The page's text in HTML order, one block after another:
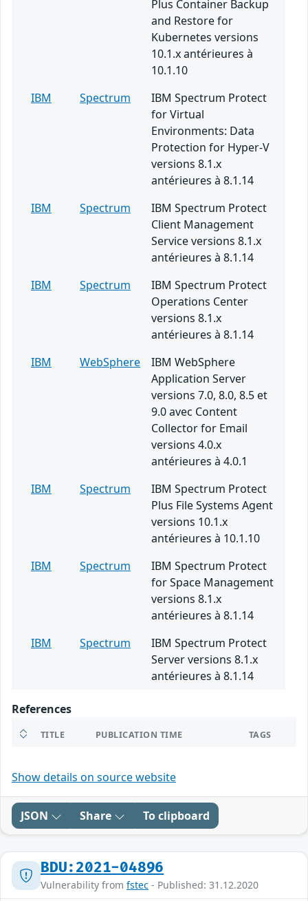
Plus Container Backup
and Restore for
Kubernetes versions
10.1.x antérieures à
10.1.10
IBM
Spectrum
IBM Spectrum Protect
for Virtual
Environments: Data
Protection for Hyper-V
versions 8.1.x
antérieures à 8.1.14
IBM
Spectrum
IBM Spectrum Protect
Client Management
Service versions 8.1.x
antérieures à 8.1.14
IBM
Spectrum
IBM Spectrum Protect
Operations Center
versions 8.1.x
antérieures à 8.1.14
IBM
WebSphere
IBM WebSphere
Application Server
versions 7.0, 8.0, 8.5 et
9.0 avec Content
Collector for Email
versions 4.0.x
antérieures à 4.0.1
IBM
Spectrum
IBM Spectrum Protect
Plus File Systems Agent
versions 10.1.x
antérieures à 10.1.10
IBM
Spectrum
IBM Spectrum Protect
for Space Management
versions 8.1.x
antérieures à 8.1.14
IBM
Spectrum
IBM Spectrum Protect
Server versions 8.1.x
antérieures à 8.1.14
References
TITLE PUBLICATION TIME TAGS
Show details on source website
JSON Share To clipboard
BDU:2021-04896
Vulnerability from fstec - Published: 31.12.2020